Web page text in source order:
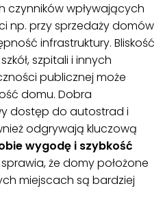
czynników wpływających
np. przysprzedaży domów
infrastruktury. Bliskość
szpitali i innych
publicznej może
domu. Dobra
dostęp do autostrad i
odgrywają kluczową
wygodę i szybkość
że domy położone
miejscach są bardziej